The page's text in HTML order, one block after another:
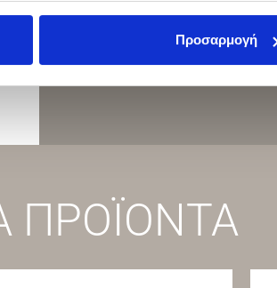
Προσαρμογή
ΠΡΟΪΟΝΤΑ